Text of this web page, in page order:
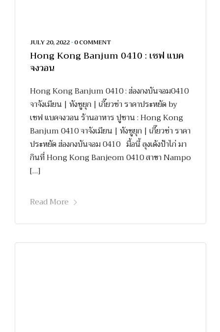
JULY 20, 2022 • 0 COMMENT
Hong Kong Banjum 0410 : เชฟ แบค
จงวอน
Hong Kong Banjum 0410 : ฮ่องกงบันจอม0410
จาจังเมียน | ทังซูยุก | เกี๊ยวซ่า ราคาประหยัด by
เชฟ แบคจงวอน ร้านอาหาร ปูซาน : Hong Kong
Banjum 0410 จาจังเมียน | ทังซูยุก | เกี๊ยวซ่า ราคา
ประหยัด ฮ่องกงบันจอม 0410 มื้อนี้ ลุงเด้งป้าไก่ มา
กินที่ Hong Kong Banjeom 0410 สาขา Nampo
[…]
Read More